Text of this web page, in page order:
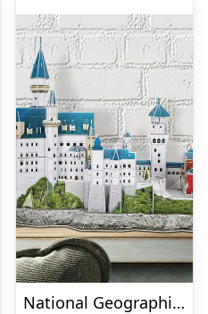
National Geographic 3D-Puslespil